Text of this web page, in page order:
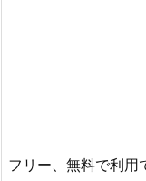
フリー、無料で利用